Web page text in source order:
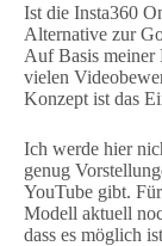
Ist die Insta360
Alternative zur
Auf Basis meiner
vielen
Konzept ist das
Ich werde hier
genug
YouTube gibt.
Modell aktuell
dass es möglich